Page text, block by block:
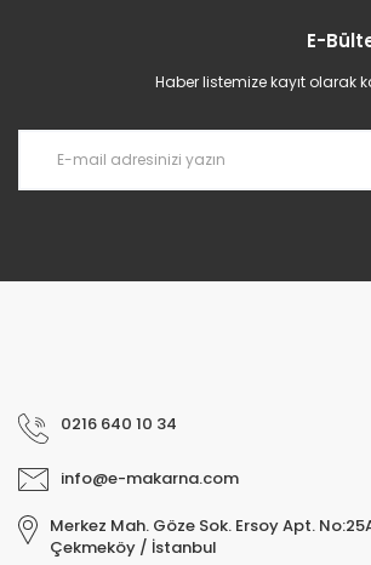
E-
Haber listemize kayıt
0216 640 10 34
info@e-makarna.com
Merkez Mah. Göze Sok. Ersoy Apt.
Çekmeköy / İstanbul